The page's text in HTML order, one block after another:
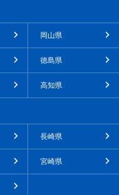
岡山県
徳島県
高知県
長崎県
宮崎県